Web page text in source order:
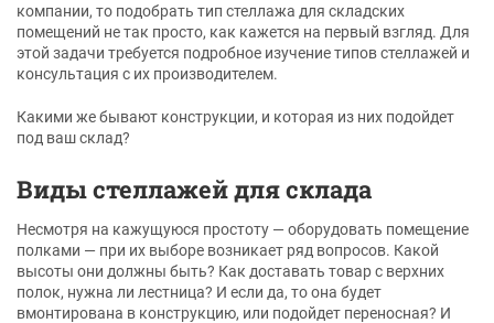
компании, то подобрать тип стеллажа для складских
помещений не так просто, как кажется на первый взгляд. Для
этой задачи требуется подробное изучение типов стеллажей и
консультация с их производителем.
Какими же бывают конструкции, и которая из них подойдет
под ваш склад?
Виды стеллажей для склада
Несмотря на кажущуюся простоту — оборудовать помещение
полками — при их выборе возникает ряд вопросов. Какой
высоты они должны быть? Как доставать товар с верхних
полок, нужна ли лестница? И если да, то она будет
вмонтирована в конструкцию, или подойдет переносная? И